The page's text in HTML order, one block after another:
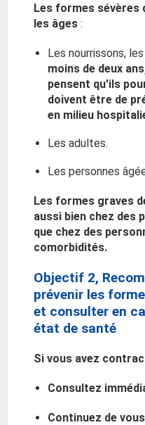
Les formes sévères
les âges :
Les nourrissons,
moins de deux
pensent qu'ils
doivent être de
en milieu
Les adultes.
Les personnes
Les formes graves
aussi bien chez des
que chez des
comorbidités.
Objectif 2,
prévenir les
et consulter en
état de santé
Si vous avez
Consultez
Continuez de